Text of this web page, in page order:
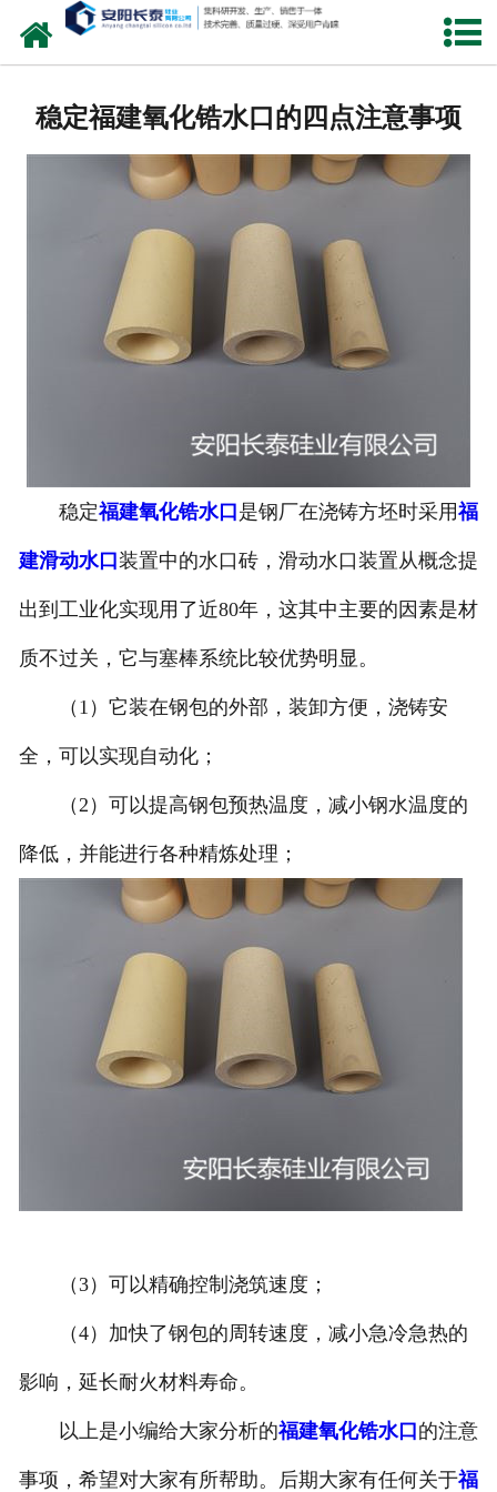
网站首页
定径水口
产品中心
新闻中心
稳定福建氧化锆水口的四点注意事项
稳定福建氧化锆水口 是钢厂在浇铸方坯时采用福
建滑动水口 装置中的水口砖，滑动水口装置从概念提
出到工业化实现用了近80年，这其中主要的因素是材
质不过关，它与塞棒系统比较优势明显。
（1）它装在钢包的外部，装卸方便，浇铸安
全，可以实现自动化；
（2）可以提高钢包预热温度，减小钢水温度的
降低，并能进行各种精炼处理；
（3）可以精确控制浇筑速度；
（4）加快了钢包的周转速度，减小急冷急热的
影响，延长耐火材料寿命。
以上是小编给大家分析的福建氧化锆水口 的注意
事项，希望对大家有所帮助。后期大家有任何关于福